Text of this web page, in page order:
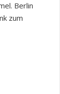
Berlin
zum